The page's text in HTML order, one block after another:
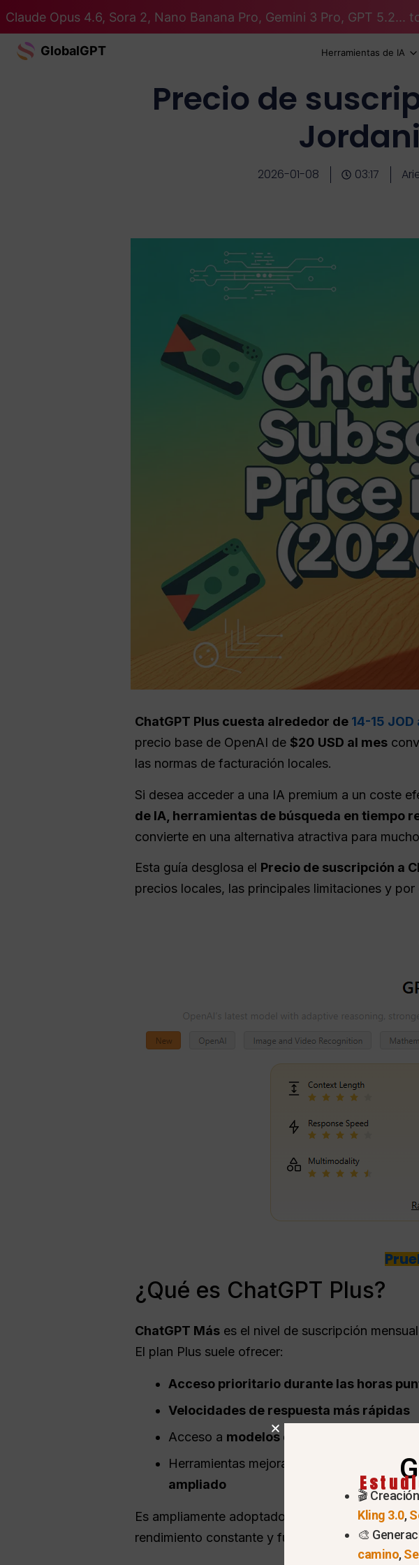
Claude Opus 4.6, Sora 2, Nano Banana Pro, Gemini 3 Pro, GPT 5.2...
GlobalGPT Herramientas de IA
Precio de
2026-01-08 03:17
ChatGPT Plus cuesta alrededor de 14-15
precio base de OpenAI de $20 USD al mes
las normas de facturación locales.
Si desea acceder a una IA premium a un coste
de IA, herramientas de búsqueda en tiempo
convierte en una alternativa atractiva para
Esta guía desglosa el Precio de suscripción a
precios locales, las principales limitaciones y por
¿Qué es ChatGPT Plus?
ChatGPT Más es el nivel de suscripción
El plan Plus suele ofrecer:
Acceso prioritario durante las horas
Velocidades de respuesta más rápidas
Acceso a modelos de IA más avanzados
Herramientas mejoradas como
ampliado
Es ampliamente adoptado por profesionales,
rendimiento constante y funciones avanzadas de
🎬
Kling 3.0,
🎨
camino,